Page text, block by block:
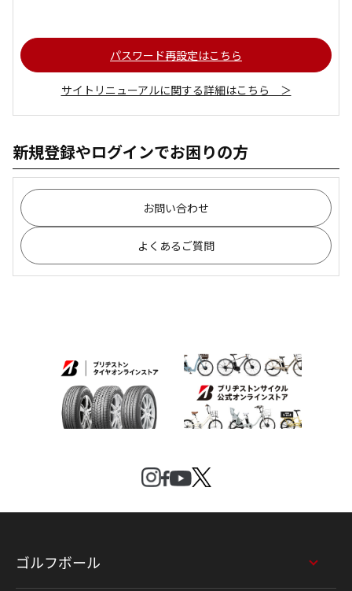
パスワード再設定はこちら
サイトリニューアルに関する詳細はこちら ＞
新規登録やログインでお困りの方
お問い合わせ
よくあるご質問
ゴルフボール